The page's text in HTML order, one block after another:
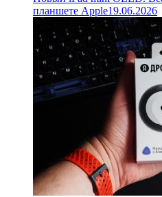
планшете Apple19.06.2026